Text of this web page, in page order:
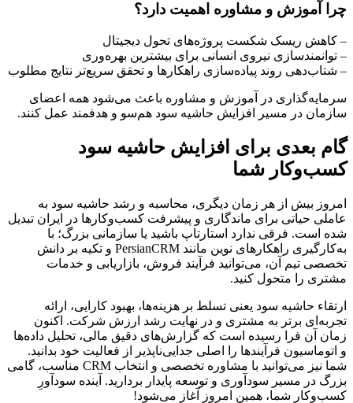
چرا آموزش و مشاوره اهمیت دارد؟
– کاهش ریسک شکست پروژه‌های تحول دیجیتال
– توانمندسازی نیروی انسانی برای بیشترین بهره‌وری
– شتاب‌دهی روند پیاده‌سازی راهکارها و تحقق سریع‌تر نتایج مطلوب
سرمایه‌گذاری در آموزش و مشاوره باعث می‌شود همه اعضای
سازمان در مسیر افزایش حاشیه سود هم‌سو و هدفمند عمل کنند.
گام بعدی برای افزایش حاشیه سود
کسب‌وکار شما
امروز بیش از هر زمان دیگری، محاسبه و رشد حاشیه سود به
عاملی حیاتی برای ماندگاری و پیشرفت کسب‌وکارها در ایران تبدیل
شده است. فرقی ندارد استارتاپ باشید یا سازمانی بزرگ؛ با
به‌کارگیری راهکارهای نوین مانند PersianCRM و تکیه بر دانش
تخصصی تیم آن، می‌توانید فرآیند فروش، بازاریابی و خدمات
مشتری را متحول کنید.
ارتقاء حاشیه سود یعنی تسلط بر هزینه‌ها، بهبود کارایی، ارائه
تجربه‌ای برتر به مشتری و در نهایت رشد ارزش شرکت. اکنون
زمان آن فرا رسیده است که گزارش‌های دقیق مالی، تحلیل داده‌ها
و اتوماسیون فرآیندها را اصلی جدایی‌ناپذیر از فعالیت خود بدانید.
شما نیز می‌توانید با مشاوره تخصصی و انتخاب CRM مناسب، گامی
بزرگ در مسیر سودآوری و توسعه پایدار بردارید. آینده سودآورِ
کسب‌وکار شما، همین امروز آغاز می‌شود!